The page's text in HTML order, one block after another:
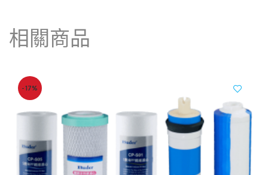
相關商品
-17%